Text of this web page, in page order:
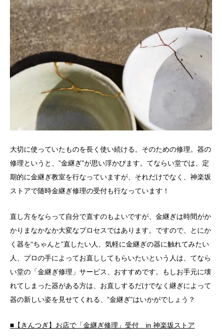
大切に使っていたものを長く使い続ける。そのための修理。器の
修理というと、”金継ぎ”が思い浮かびます。てならい堂では、定
期的に金継ぎ教室を行なっていますが、それだけでなく、神楽坂
ストアで随時金継ぎ修理の受付も行なっています！
直し方をならって自分で直すのもよいですが、金継ぎは時間がか
かりまなかなか大変なプロセスではあります。ですので、とにか
く器を“ちゃんと”直したい人、気軽に金継ぎの器に触れてみたい
人、プロの手によってお直ししてもらいたいという人は、てなら
い堂の「金継ぎ修理」サービス、おすすめです。もしお手元に壊
れてしまった器がある方は、お直しするだけでなく継ぎによって
器の新しい姿を見せてくれる、”金継ぎ”はいかがでしょう？
■【きんつぎ】お店で「金継ぎ修理」受付 in 神楽坂ストア